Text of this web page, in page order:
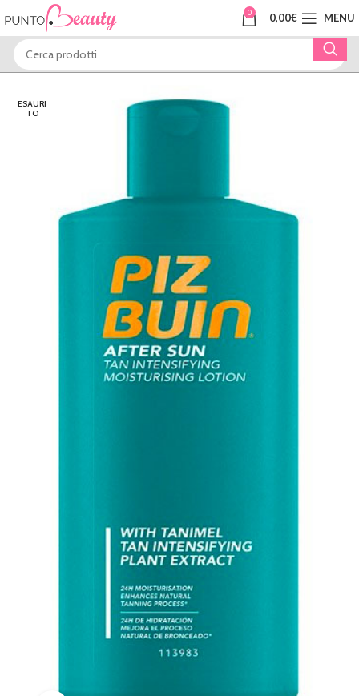
0 0,00€ MENU
ESAURI
TO